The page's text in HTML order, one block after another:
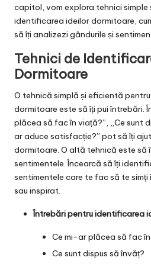
capitol, vom explora tehnici simple
identificarea ideilor dormitoare,
să îți analizezi gândurile și
Tehnici de
Dormitoare
O tehnică simplă și eficientă
dormitoare este să îți pui întrebări.
plăcea să fac în viață?”, „Ce sunt
ar aduce satisfacție?” pot să îți
dormitoare. O altă tehnică este să
sentimentele. Încearcă să îți
sentimentele care te fac să te
sau inspirat.
Întrebări pentru identificarea
Ce mi-ar plăcea să fac
Ce sunt dispus să învăț?